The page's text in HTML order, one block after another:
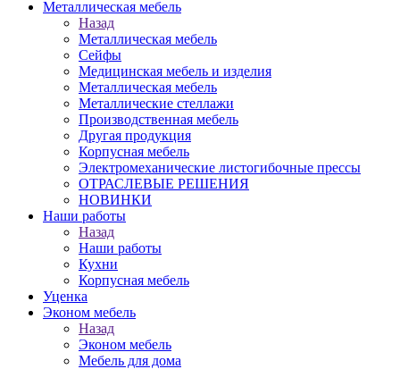
Металлическая мебель
Назад
Металлическая мебель
Сейфы
Медицинская мебель и изделия
Металлическая мебель
Металлические стеллажи
Производственная мебель
Другая продукция
Корпусная мебель
Электромеханические листогибочные прессы
ОТРАСЛЕВЫЕ РЕШЕНИЯ
НОВИНКИ
Наши работы
Назад
Наши работы
Кухни
Корпусная мебель
Уценка
Эконом мебель
Назад
Эконом мебель
Мебель для дома